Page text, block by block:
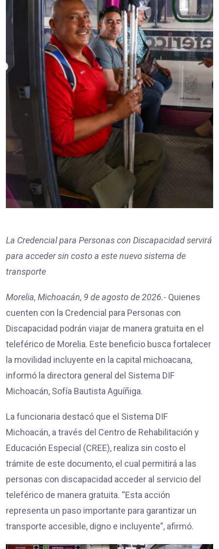
La Credencial para Personas con Discapacidad servirá
para acceder sin costo a este nuevo sistema de
transporte
Morelia, Michoacán, 9 de agosto de 2026.- Quienes
cuenten con la Credencial para Personas con
Discapacidad podrán viajar de manera gratuita en el
teleférico de Morelia. Este beneficio busca fortalecer
la movilidad incluyente en la capital michoacana,
informó la directora general del Sistema DIF
Michoacán, Sofía Bautista Aguíñiga.
La funcionaria destacó que el Sistema DIF
Michoacán, a través del Centro de Rehabilitación y
Educación Especial (CREE), realiza sin costo el
trámite de este documento, el cual permitirá a las
personas con discapacidad acceder al servicio del
teleférico de manera gratuita. “Esta acción
representa un paso importante para garantizar un
transporte accesible, digno e incluyente”, afirmó.